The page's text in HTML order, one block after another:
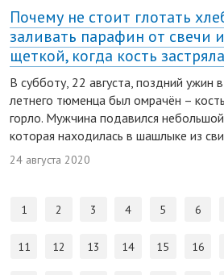
Почему не стоит глотать
заливать парафин от свечи
щеткой, когда кость
В субботу, 22 августа, поздний ужин
летнего тюменца был омрачён –
горло. Мужчина подавился
которая находилась в шашлыке из
24 августа 2020
1 2 3 4 5 6
11 12 13 14 15 16